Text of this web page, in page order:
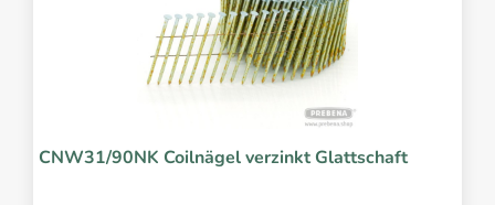
CNW31/90NK Coilnägel verzinkt Glattschaft